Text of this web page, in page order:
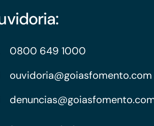
0800 649 1000
ouvidoria@goiasfomento.com